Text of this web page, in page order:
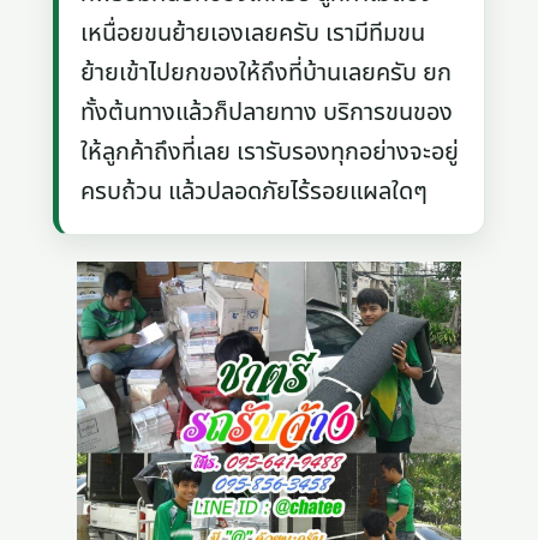
เหนื่อยขนย้ายเองเลยครับ เรามีทีมขน
ย้ายเข้าไปยกของให้ถึงที่บ้านเลยครับ ยก
ทั้งต้นทางแล้วก็ปลายทาง บริการขนของ
ให้ลูกค้าถึงที่เลย เรารับรองทุกอย่างจะอยู่
ครบถ้วน แล้วปลอดภัยไร้รอยแผลใดๆ